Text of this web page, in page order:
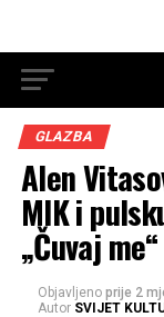
GLAZBA
Alen
MIK i
„Čuvaj me“
Objavljeno prije 2
Autor SVIJET